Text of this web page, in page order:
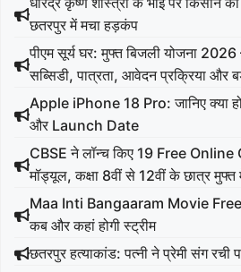
छतरपुर में मचा हड़कंप
पीएम सूर्य घर: मुफ्त बिजली योजना
सब्सिडी, पात्रता, आवेदन प्रक्रिया और
Apple iPhone 18 Pro: जानिए क्या
और Launch Date
CBSE ने लॉन्च किए 19 Free
मॉड्यूल, कक्षा 8वीं से 12वीं के छात्र
Maa Inti Bangaaram Movie
कब और कहां होगी स्ट्रीम
छतरपुर हत्याकांड: पत्नी ने प्रेमी संग रची